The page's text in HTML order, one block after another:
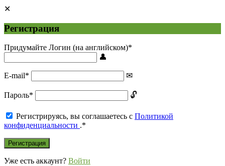
Регистрация
Придумайте Логин (на английском)*
E-mail*
Пароль*
Регистрируясь, вы соглашаетесь с Политикой
конфиденциальности .*
Уже есть аккаунт? Войти